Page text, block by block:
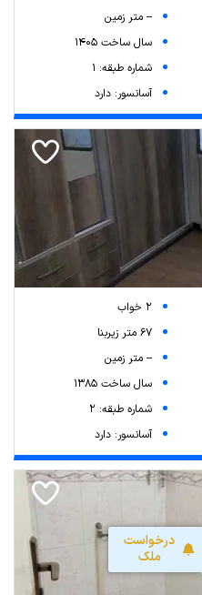
درخواست
ملک
-- متر زمین
سال ساخت 1405
شماره طبقه: 1
آسانسور: دارد
2 خواب
67 متر زیربنا
-- متر زمین
سال ساخت 1385
شماره طبقه: 2
آسانسور: دارد